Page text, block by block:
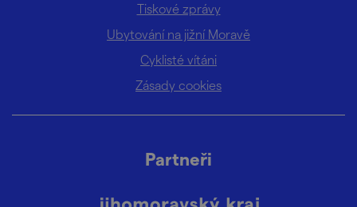
Tiskové zprávy
Ubytování na jižní Moravě
Cyklisté vítáni
Zásady cookies
Partneři